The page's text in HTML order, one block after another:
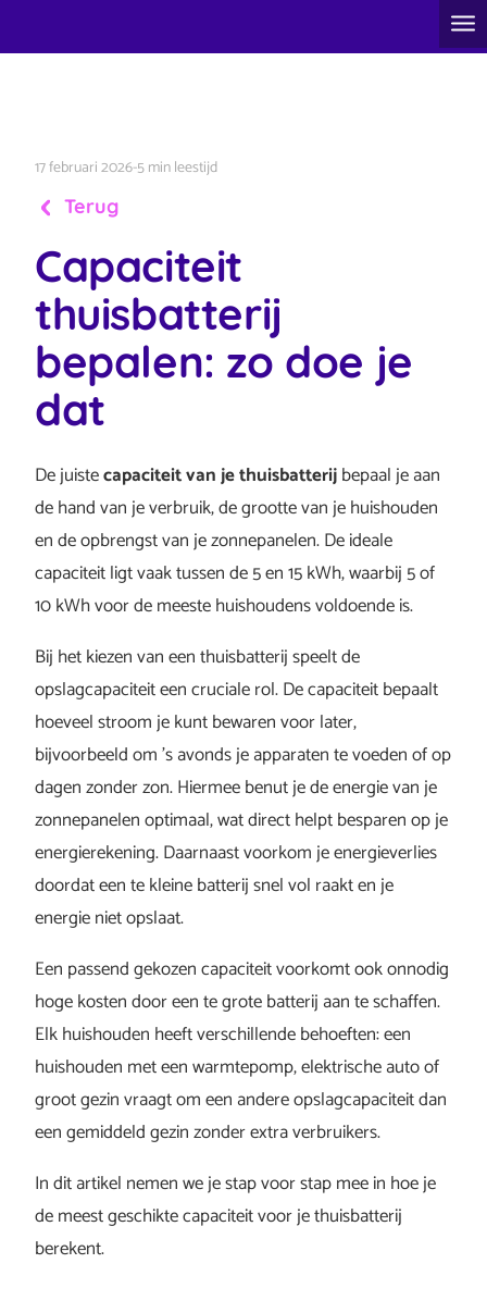
17 februari 2026-5 min leestijd
Terug
Capaciteit
thuisbatterij
bepalen: zo doe je
dat
De juistecapaciteit van je thuisbatterijbepaal je aan
de hand van je verbruik, de grootte van je huishouden
en de opbrengst van je zonnepanelen. De ideale
capaciteit ligt vaak tussen de 5 en 15 kWh, waarbij 5 of
10 kWh voor de meeste huishoudens voldoende is.
Bij het kiezen van een thuisbatterij speelt de
opslagcapaciteit een cruciale rol. De capaciteit bepaalt
hoeveel stroom je kunt bewaren voor later,
bijvoorbeeld om ’s avonds je apparaten te voeden of op
dagen zonder zon. Hiermee benut je de energie van je
zonnepanelen optimaal, wat direct helpt besparen op je
energierekening. Daarnaast voorkom je energieverlies
doordat een te kleine batterij snel vol raakt en je
energie niet opslaat.
Een passend gekozen capaciteit voorkomt ook onnodig
hoge kosten door een te grote batterij aan te schaffen.
Elk huishouden heeft verschillende behoeften: een
huishouden met een warmtepomp, elektrische auto of
groot gezin vraagt om een andere opslagcapaciteit dan
een gemiddeld gezin zonder extra verbruikers.
In dit artikel nemen we je stap voor stap mee in hoe je
de meest geschikte capaciteit voor je thuisbatterij
berekent.